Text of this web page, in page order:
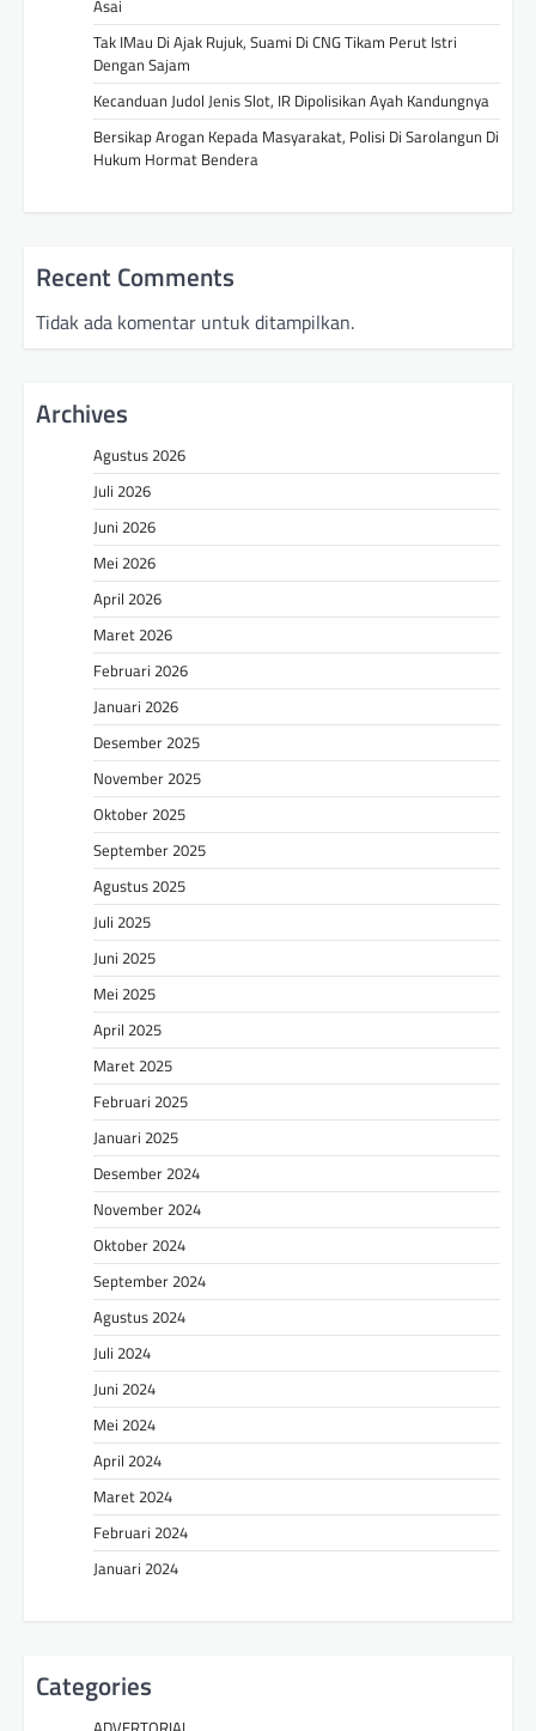
Asai
Tak IMau Di Ajak Rujuk, Suami Di CNG Tikam Perut Istri
Dengan Sajam
Kecanduan Judol Jenis Slot, IR Dipolisikan Ayah Kandungnya
Bersikap Arogan Kepada Masyarakat, Polisi Di Sarolangun Di
Hukum Hormat Bendera
Recent Comments
Tidak ada komentar untuk ditampilkan.
Archives
Agustus 2026
Juli 2026
Juni 2026
Mei 2026
April 2026
Maret 2026
Februari 2026
Januari 2026
Desember 2025
November 2025
Oktober 2025
September 2025
Agustus 2025
Juli 2025
Juni 2025
Mei 2025
April 2025
Maret 2025
Februari 2025
Januari 2025
Desember 2024
November 2024
Oktober 2024
September 2024
Agustus 2024
Juli 2024
Juni 2024
Mei 2024
April 2024
Maret 2024
Februari 2024
Januari 2024
Categories